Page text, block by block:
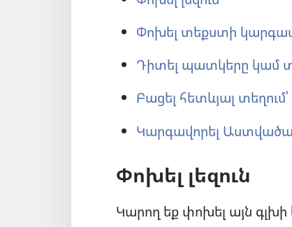
Փոխել տեքստի
Դիտել պատկերը կամ
Բացել հետևյալ տեղում՝
Կարգավորել
Փոխել լեզուն
Կարող եք փոխել այն գլխի